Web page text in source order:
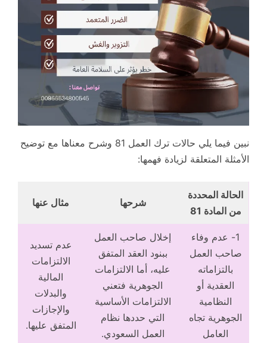
نبين فيما يلي حالات ترك العمل 81 وشرح معناها مع توضيح
الأمثلة المتعلقة لزيادة فهمها:
الحالة المحددة
من المادة 81
شرحها مثال عنها
1- عدم وفاء
صاحب العمل
بالتزاماته
العقدية أو
النظامية
الجوهرية تجاه
العامل
إخلال صاحب العمل
ببنود العقد المتفق
عليه، أما الالتزامات
الجوهرية فتعني
الالتزامات الأساسية
التي حددها نظام
العمل السعودي.
عدم تسديد
الالتزامات
المالية
والبدلات
والإجازات
المتفق عليها.